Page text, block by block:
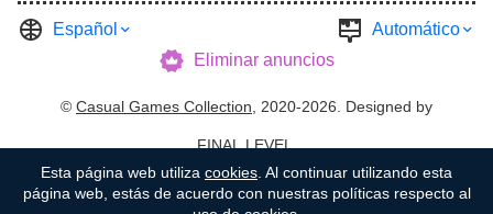
Español
Automático
Eliminar anuncios
© Casual Games Collection , 2020-2026. Designed by
FINAL LEVEL.
Condiciones Intimidad Anfitrión del Garage
Esta página web utiliza cookies . Al continuar utilizando esta
página web, estás de acuerdo con nuestras políticas respecto al